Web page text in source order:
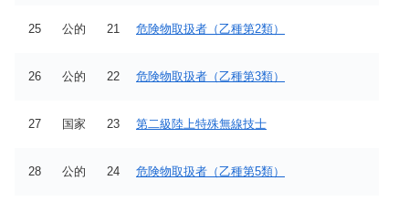
25 公的 21 危険物取扱者（乙種第2類）
26 公的 22 危険物取扱者（乙種第3類）
27 国家 23 第二級陸上特殊無線技士
28 公的 24 危険物取扱者（乙種第5類）